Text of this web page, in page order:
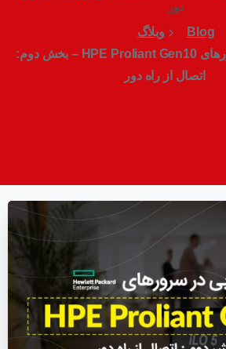
دور
Blog
وبلاگ
عیب یابی در سرورهای HPE Proliant Gen10 – بخش دوم:
اتصال از راه دور